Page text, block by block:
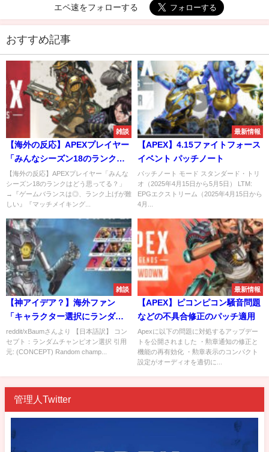
エペ速をフォローする
おすすめ記事
雑談
【海外の反応】APEXプレイヤー
「みんなシーズン18のランクは
どう思ってる？」→『ゲームバ
ランスは◎、ランク上げが難し
い』『マッチメイキングは相変
【海外の反応】APEXプレイヤー「みんな
シーズン18のランクはどう思ってる？」
→『ゲームバランスは◎、ランク上げが難
しい』『マッチメイキング...
最新情報
【APEX】4.15ファイトフォース
イベント パッチノート
パッチノート モード スタンダード・トリ
オ（2025年4月15日から5月5日） LTM:
EPGエクストリーム（2025年4月15日から
4月...
雑談
【神アイデア？】海外ファン
「キャラクター選択にランダム
も追加しない？？」
reddit/xBaumさんより 【日本語訳】 コン
セプト：ランダムチャンピオン選択 引用
元: (CONCEPT) Random champ...
最新情報
【APEX】ピコンピコン騒音問題
などの不具合修正のパッチ適用
Apexに以下の問題に対処するアップデー
トを公開されました ・勲章通知の修正と
機能の再有効化 ・勲章表示のコンパクト
設定がオーディオを適切に...
管理人Twitter